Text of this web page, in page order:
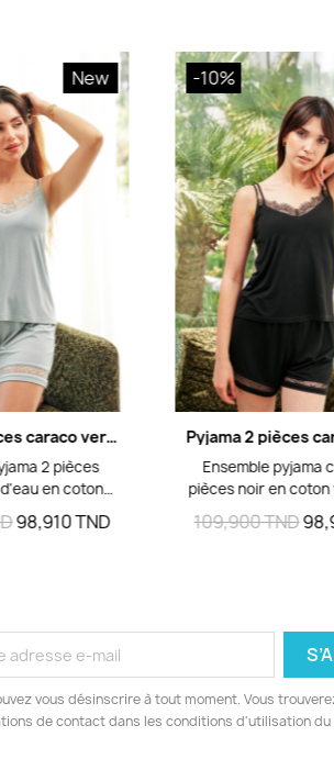
rapide
New
Pyjama 2 pièces caraco vert d'eau - coton viscose et dentelle
2 pièces
en coton
insertions
sur ton. Top
98,910 TND
Aperçu
-10%
Ensemble pyjama
pièces noir en coton
dentelle fine : top
double et short
109,900 TND
vous désinscrire à tout moment. Vous
de contact dans les conditions d'utilisation du